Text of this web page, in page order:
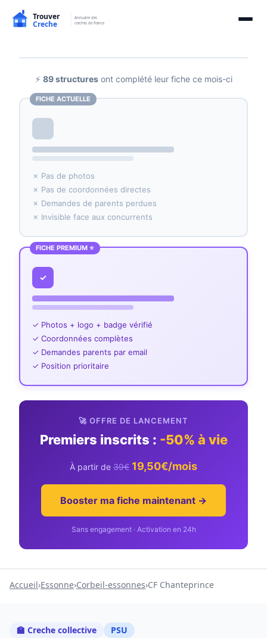
⚡ 89 structuresont complété leur fiche ce mois-ci
FICHE ACTUELLE
✗ Pas de photos
✗ Pas de coordonnées directes
✗ Demandes de parents perdues
✗ Invisible face aux concurrents
FICHE PREMIUM ⭐
✓
✓ Photos + logo + badge vérifié
✓ Coordonnées complètes
✓ Demandes parents par email
✓ Position prioritaire
🚀 OFFRE DE LANCEMENT
Premiers inscrits : -50% à vie
À partir de 39€ 19,50€/mois
Booster ma fiche maintenant →
Sans engagement · Activation en 24h
Accueil›Essonne›Corbeil-essonnes›CF Chanteprince
🏫 Creche collective PSU